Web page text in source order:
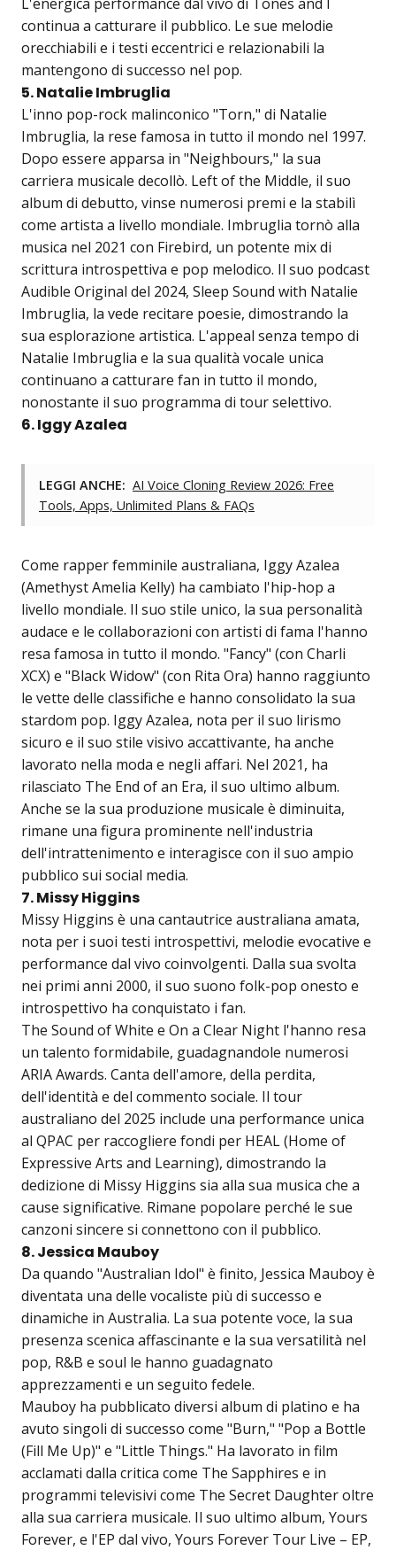
continua a catturare il pubblico. Le sue melodie
orecchiabili e i testi eccentrici e relazionabili la
mantengono di successo nel pop.
5. Natalie Imbruglia
L'inno pop-rock malinconico "Torn," di Natalie
Imbruglia, la rese famosa in tutto il mondo nel 1997.
Dopo essere apparsa in "Neighbours," la sua
carriera musicale decollò. Left of the Middle, il suo
album di debutto, vinse numerosi premi e la stabilì
come artista a livello mondiale. Imbruglia tornò alla
musica nel 2021 con Firebird, un potente mix di
scrittura introspettiva e pop melodico. Il suo podcast
Audible Original del 2024, Sleep Sound with Natalie
Imbruglia, la vede recitare poesie, dimostrando la
sua esplorazione artistica. L'appeal senza tempo di
Natalie Imbruglia e la sua qualità vocale unica
continuano a catturare fan in tutto il mondo,
nonostante il suo programma di tour selettivo.
6. Iggy Azalea
LEGGI ANCHE: AI Voice Cloning Review 2026: Free
Tools, Apps, Unlimited Plans & FAQs
Come rapper femminile australiana, Iggy Azalea
(Amethyst Amelia Kelly) ha cambiato l'hip-hop a
livello mondiale. Il suo stile unico, la sua personalità
audace e le collaborazioni con artisti di fama l'hanno
resa famosa in tutto il mondo. "Fancy" (con Charli
XCX) e "Black Widow" (con Rita Ora) hanno raggiunto
le vette delle classifiche e hanno consolidato la sua
stardom pop. Iggy Azalea, nota per il suo lirismo
sicuro e il suo stile visivo accattivante, ha anche
lavorato nella moda e negli affari. Nel 2021, ha
rilasciato The End of an Era, il suo ultimo album.
Anche se la sua produzione musicale è diminuita,
rimane una figura prominente nell'industria
dell'intrattenimento e interagisce con il suo ampio
pubblico sui social media.
7. Missy Higgins
Missy Higgins è una cantautrice australiana amata,
nota per i suoi testi introspettivi, melodie evocative e
performance dal vivo coinvolgenti. Dalla sua svolta
nei primi anni 2000, il suo suono folk-pop onesto e
introspettivo ha conquistato i fan.
The Sound of White e On a Clear Night l'hanno resa
un talento formidabile, guadagnandole numerosi
ARIA Awards. Canta dell'amore, della perdita,
dell'identità e del commento sociale. Il tour
australiano del 2025 include una performance unica
al QPAC per raccogliere fondi per HEAL (Home of
Expressive Arts and Learning), dimostrando la
dedizione di Missy Higgins sia alla sua musica che a
cause significative. Rimane popolare perché le sue
canzoni sincere si connettono con il pubblico.
8. Jessica Mauboy
Da quando "Australian Idol" è finito, Jessica Mauboy è
diventata una delle vocaliste più di successo e
dinamiche in Australia. La sua potente voce, la sua
presenza scenica affascinante e la sua versatilità nel
pop, R&B e soul le hanno guadagnato
apprezzamenti e un seguito fedele.
Mauboy ha pubblicato diversi album di platino e ha
avuto singoli di successo come "Burn," "Pop a Bottle
(Fill Me Up)" e "Little Things." Ha lavorato in film
acclamati dalla critica come The Sapphires e in
programmi televisivi come The Secret Daughter oltre
alla sua carriera musicale. Il suo ultimo album, Yours
Forever, e l'EP dal vivo, Yours Forever Tour Live – EP,